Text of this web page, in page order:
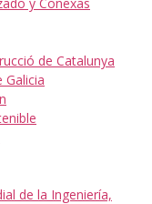
de Catalunya
de la Ingeniería,